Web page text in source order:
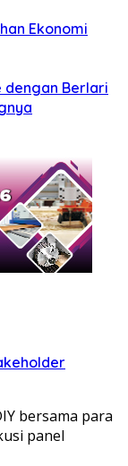
Ekonomi
dengan Berlari
bersama para
panel